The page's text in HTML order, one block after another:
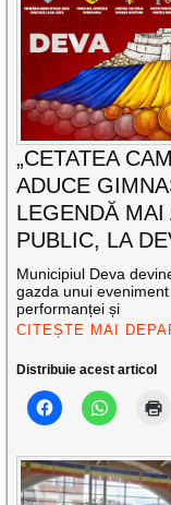
„CETATEA
ADUCE
LEGENDĂ
PUBLIC, LA
Municipiul Deva
gazda unui
performanței și
CITEȘTE MAI
Distribuie acest articol